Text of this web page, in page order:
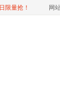
限量抢！ 网